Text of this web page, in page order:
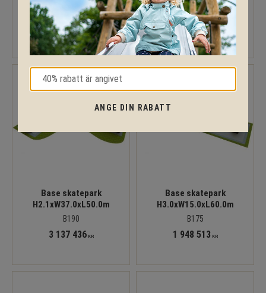
B125
1 133 803KR
B180
2 102 181 KR
Base skatepark
H2.1xW37.0xL50.0m
B190
3 137 436KR
Base skatepark
H3.0xW15.0xL60.0m
B175
1 948 513 KR
ANGE DIN RABATT